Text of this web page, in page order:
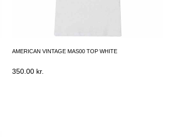
AMERICAN VINTAGE MAS00 TOP WHITE
350.00 kr.